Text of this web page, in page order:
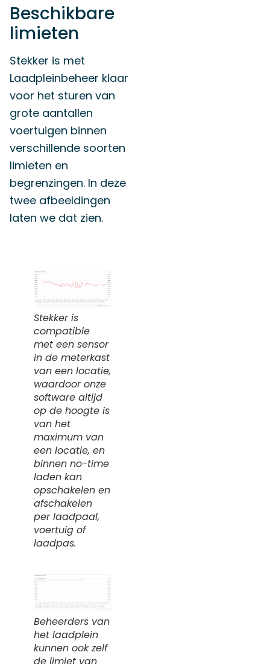
Beschikbare
limieten
Stekker is met
Laadpleinbeheer klaar
voor het sturen van
grote aantallen
voertuigen binnen
verschillende soorten
limieten en
begrenzingen. In deze
twee afbeeldingen
laten we dat zien.
Stekker is
compatible
met een sensor
in de meterkast
van een locatie,
waardoor onze
software altijd
op de hoogte is
van het
maximum van
een locatie, en
binnen no-time
laden kan
opschakelen en
afschakelen
per laadpaal,
voertuig of
laadpas.
Beheerders van
het laadplein
kunnen ook zelf